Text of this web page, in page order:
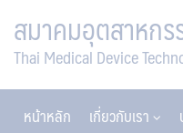
สมาคมอุตสาหกร
Thai Medical Device
หน้าหลัก เกี่ยวกับเรา